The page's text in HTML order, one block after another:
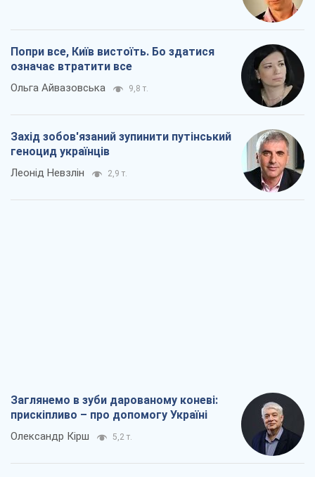
Попри все, Київ вистоїть. Бо здатися
означає втратити все
Ольга Айвазовська 9,8 т.
Захід зобов'язаний зупинити путінський
геноцид українців
Леонід Невзлін 2,9 т.
Заглянемо в зуби дарованому коневі:
прискіпливо – про допомогу Україні
Олександр Кірш 5,2 т.